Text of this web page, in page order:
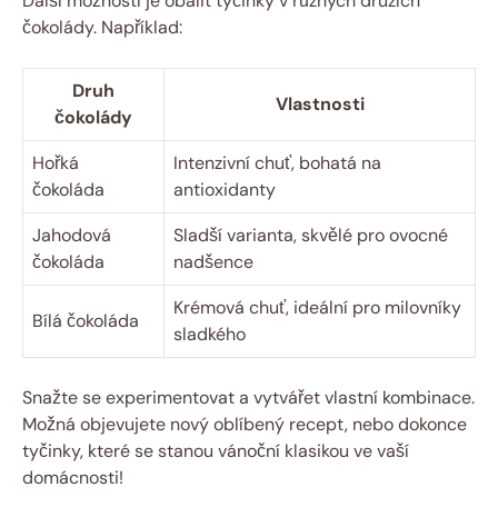
čokolády. Například:
Druh
čokolády
Vlastnosti
Hořká
čokoláda
Intenzivní chuť, bohatá na
antioxidanty
Jahodová
čokoláda
Sladší varianta, skvělé pro ovocné
nadšence
Bílá čokoláda
Krémová chuť, ideální pro milovníky
sladkého
Snažte se experimentovat a vytvářet vlastní kombinace.
Možná objevujete nový oblíbený recept, nebo dokonce
tyčinky, které se stanou vánoční klasikou ve vaší
domácnosti!